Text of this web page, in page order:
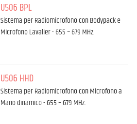
U506 BPL
Sistema per Radiomicrofono con Bodypack e
Microfono Lavalier - 655 – 679 MHz.
U506 HHD
Sistema per Radiomicrofono con Microfono a
Mano dinamico - 655 – 679 MHz.